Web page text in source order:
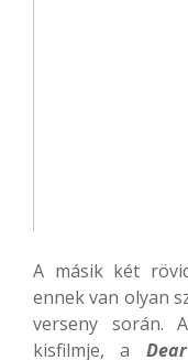
A másik két
ennek van olyan
verseny során.
kisfilmje, a